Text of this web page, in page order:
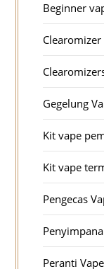
Beginner
Gegelung
Kit vape
Kit vape
Pengecas
Peranti